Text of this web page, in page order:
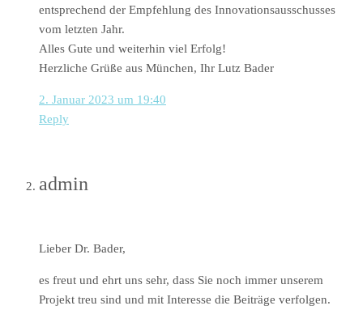
entsprechend der Empfehlung des Innovationsausschusses
vom letzten Jahr.
Alles Gute und weiterhin viel Erfolg!
Herzliche Grüße aus München, Ihr Lutz Bader
2. Januar 2023 um 19:40
Reply
admin
Lieber Dr. Bader,
es freut und ehrt uns sehr, dass Sie noch immer unserem
Projekt treu sind und mit Interesse die Beiträge verfolgen.